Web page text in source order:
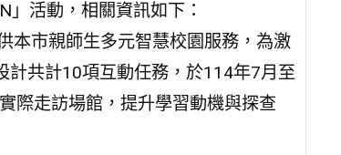
活動，相關資訊如下：
本市親師生多元智慧校園服務，為激
計共計10項互動任務，於114年7月至
際走訪場館，提升學習動機與探查